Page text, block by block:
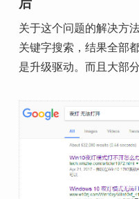
关于这个问题的解决方
关键字搜索，结果全部
是升级驱动。而且大部